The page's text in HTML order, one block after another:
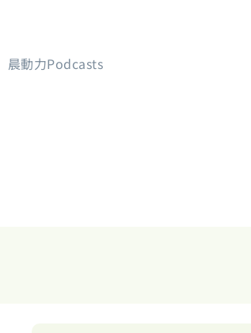
晨動力Podcasts